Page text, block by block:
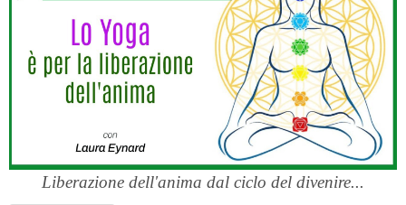
Liberazione dell'anima dal ciclo del divenire...